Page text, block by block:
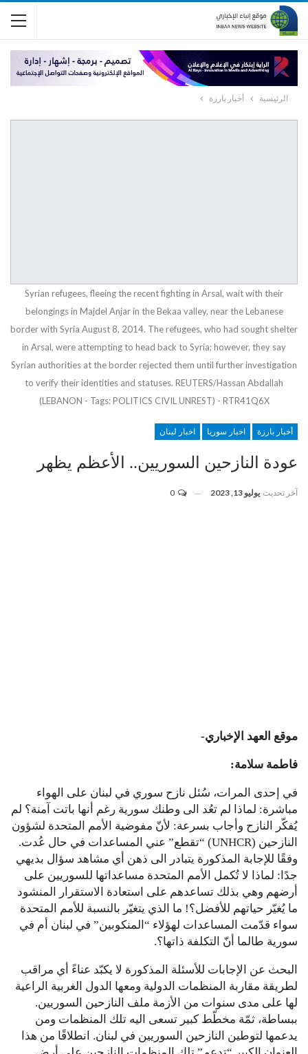
الرئيسية أخبار بارزة
Syrian refugees, fleeing the recent fighting in Arsal, wait with their
belongings in Majdel Anjar in the Bekaa valley, near the Lebanese
border with Syria August 8, 2014. The refugees, who had sought shelter
in Arsal, were attempting to head back to Syria; however, they say
Syrian authorities at the border rejected them until further investigation
to verify their identities and statuses. REUTERS/Hassan Abdallah
(LEBANON - Tags: POLITICS CIVIL UNREST) - RTR41Q6X
أخبار بارزة اخبار سوريا اخبار لبنان
عودة النازحين السوريين.. الأعظم يظهر
آخر تحديث يوليو 13, 2023
موقع العهد الإخباري-
فاطمة سلامة:
في إحدى المرات، سُئل نازح سوري في لبنان على الهواء
مباشرة: لماذا لم تعُد الى وطنك سورية رغم أنها باتت آمنة؟ لم
يُفكّر النازح وأجاب بسرعة: لأنّ مفوضية الأمم المتحدة لشؤون
النازحين (UNHCR) “تقطع” عني المساعدات في حال عُدت.
وفقًا للإجابة المذكورة يتبادر الى ذهن أي مشاهد سؤال بديهي
جدًا: لماذا لا تُكمل الأمم المتحدة مساعداتها للسوريين على
أرضهم وهي بذلك تساعدهم على استعادة الاستقرار المنشود
ما يُغيّر حياتهم للأفضل؟! ما الذي يتغيّر بالنسبة للأمم المتحدة
سواء قدّمت المساعدات لهؤلاء “المنكوبين” في لبنان أم في
سورية طالما أنّ التكلفة ذاتها؟.
البحث عن الإجابات للأسئلة المذكورة لا يكبّد عناءً أي مراقب
لطريقة مقاربة المنظمات الدولية ومعها الدول الغربية الراعية
لها على مدى سنوات من الأزمة ملف النازحين السوريين.
ببساطة، ثمّة مخطّط كبير تسعى اليه تلك المنظمات ومن
يدعمها لتوطين النازحين السوريين في لبنان. انطلاقًا من هذا